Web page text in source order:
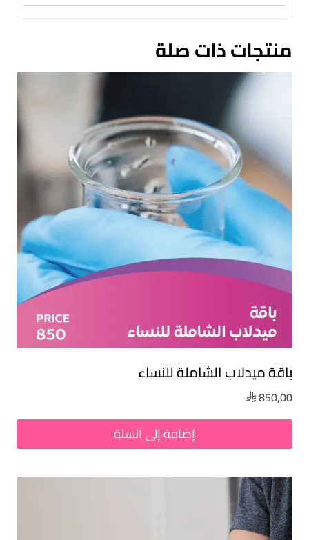
منتجات ذات صلة
باقة ميدلاب الشاملة للنساء
 850,00
إضافة إلى السلة